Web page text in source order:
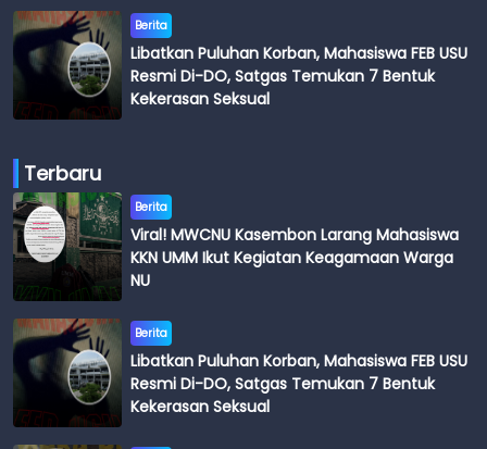
Berita
Libatkan Puluhan Korban, Mahasiswa FEB USU
Resmi Di-DO, Satgas Temukan 7 Bentuk
Kekerasan Seksual
Terbaru
Berita
Viral! MWCNU Kasembon Larang Mahasiswa
KKN UMM Ikut Kegiatan Keagamaan Warga
NU
Berita
Libatkan Puluhan Korban, Mahasiswa FEB USU
Resmi Di-DO, Satgas Temukan 7 Bentuk
Kekerasan Seksual